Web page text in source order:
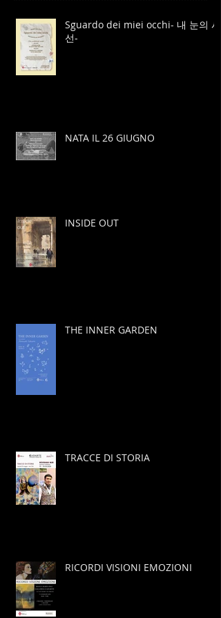
Sguardo dei miei occhi- 내 눈의 시
선-
NATA IL 26 GIUGNO
INSIDE OUT
THE INNER GARDEN
TRACCE DI STORIA
RICORDI VISIONI EMOZIONI